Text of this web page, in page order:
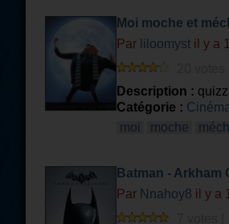
Moi moche et
Par liloomyst il y a
Description :
Catégorie :
moi
moche
Batman - Arkham
Par Nnahoy8 il y a